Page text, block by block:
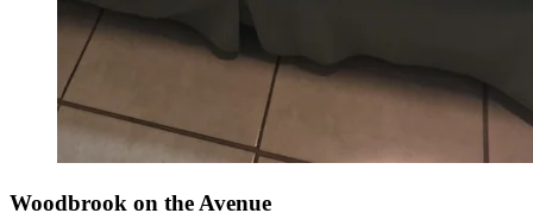
Woodbrook on the Avenue